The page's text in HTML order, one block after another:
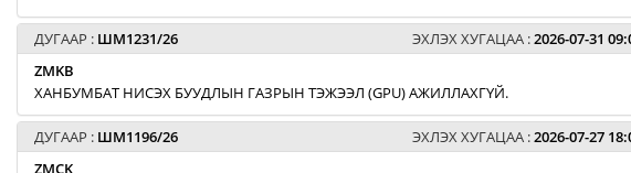
ДУГААР : ШМ1231/26 ЭХЛЭХ ХУГАЦАА :2026-07-31
ZMKB
ХАНБУМБАТ НИСЭХ БУУДЛЫН ГАЗРЫН ТЭЖЭЭЛ (GPU) АЖИЛЛАХГҮЙ.
ДУГААР : ШМ1196/26 ЭХЛЭХ ХУГАЦАА :2026-07-27
ZMCK